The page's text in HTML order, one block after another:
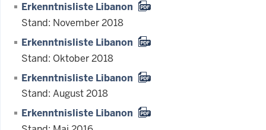
Erkenntnisliste Libanon
Stand: November 2018
Erkenntnisliste Libanon
Stand: Oktober 2018
Erkenntnisliste Libanon
Stand: August 2018
Erkenntnisliste Libanon